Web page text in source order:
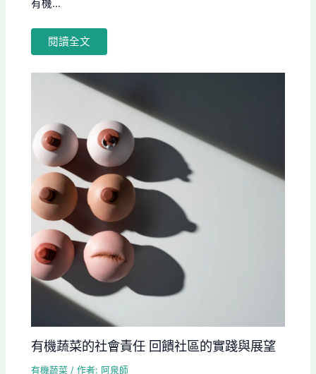
有機...
閱讀全文
有機蔬菜的社會責任 回饋社區的實踐與展望
有機蔬菜 / 作者: 阿泉師